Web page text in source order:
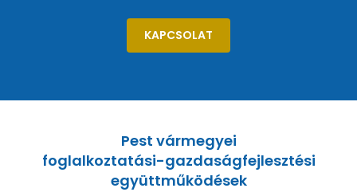
KAPCSOLAT
Pest vármegyei
foglalkoztatási-gazdaságfejlesztési
együttműködések